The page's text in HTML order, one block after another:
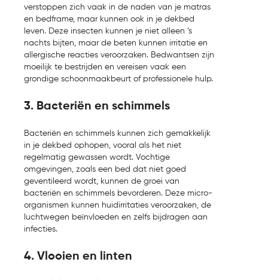
verstoppen zich vaak in de naden van je matras
en bedframe, maar kunnen ook in je dekbed
leven. Deze insecten kunnen je niet alleen ’s
nachts bijten, maar de beten kunnen irritatie en
allergische reacties veroorzaken. Bedwantsen zijn
moeilijk te bestrijden en vereisen vaak een
grondige schoonmaakbeurt of professionele hulp.
3. Bacteriën en schimmels
Bacteriën en schimmels kunnen zich gemakkelijk
in je dekbed ophopen, vooral als het niet
regelmatig gewassen wordt. Vochtige
omgevingen, zoals een bed dat niet goed
geventileerd wordt, kunnen de groei van
bacteriën en schimmels bevorderen. Deze micro-
organismen kunnen huidirritaties veroorzaken, de
luchtwegen beïnvloeden en zelfs bijdragen aan
infecties.
4. Vlooien en linten